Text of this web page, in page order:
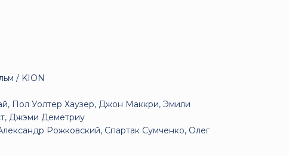
/ KION
Пол Уолтер Хаузер, Джон Маккри, Эмили
Джэми Деметриу
Рожковский, Спартак Сумченко, Олег